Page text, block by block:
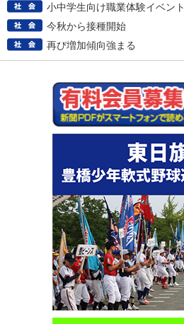
小中学生向け職業体験イベント
今秋から接種開始
再び増加傾向強まる